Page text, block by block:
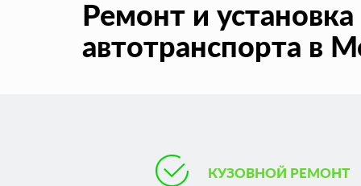
Ремонт и
автотранспорта в
КУЗОВНОЙ РЕМОНТ